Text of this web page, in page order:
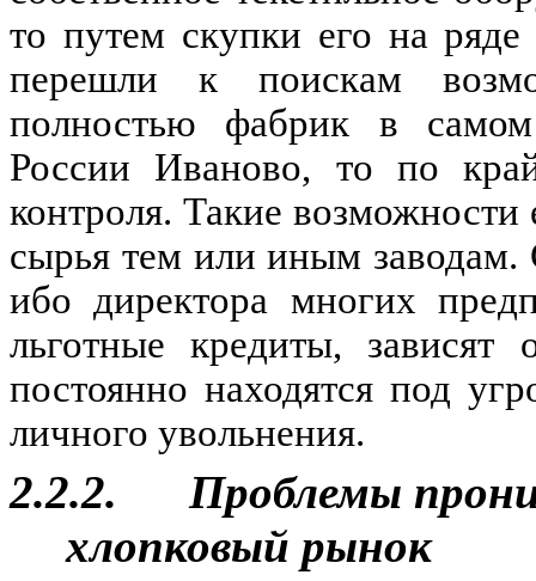
то путем скупки его на
перешли к поискам
полностью фабрик в
России Иваново, то по
контроля. Такие возможности
сырья тем или иным заводам.
ибо директора многих
льготные кредиты, зависят
постоянно находятся под
личного увольнения.
2.2.2. Проблемы
хлопковый рынок